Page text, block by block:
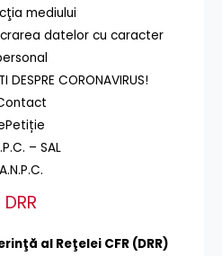
mediului
datelor cu caracter
DESPRE CORONAVIRUS!
– SAL
A.N.P.C.
DRR
al Reţelei CFR (DRR)